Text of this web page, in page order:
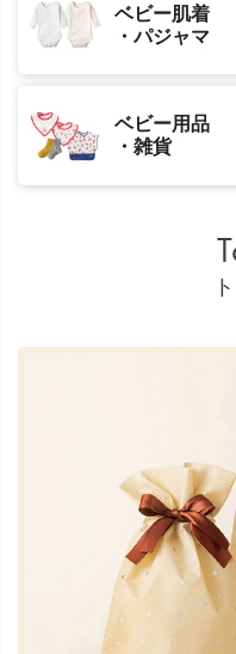
ベビー肌着
・パジャマ
ベビー用品
・雑貨